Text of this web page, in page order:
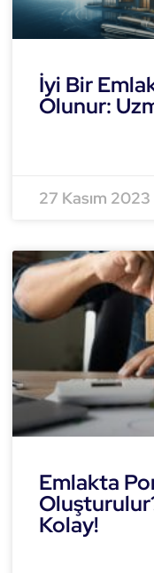
İyi Bir
Olunur:
27 Kasım 2023
Emlakta
Kolay!